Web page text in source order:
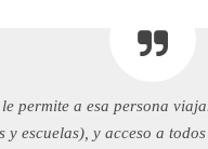
permite a esa persona
escuelas), y acceso a